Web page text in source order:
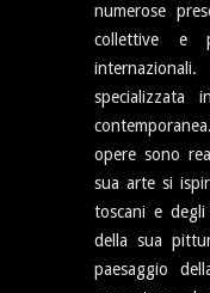
numerose
collettive e
specializzata
opere sono
sua arte si
toscani e degli
della sua
paesaggio